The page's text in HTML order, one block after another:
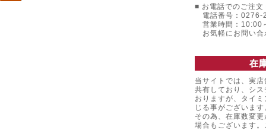
■ お電話でのご注文
電話番号：0276-
営業時間：10:00
お気軽にお問い合
在
当サイトでは、実
共有しており、シ
おりますが、タイ
じる事がございます
その為、在庫数変
場合もございます